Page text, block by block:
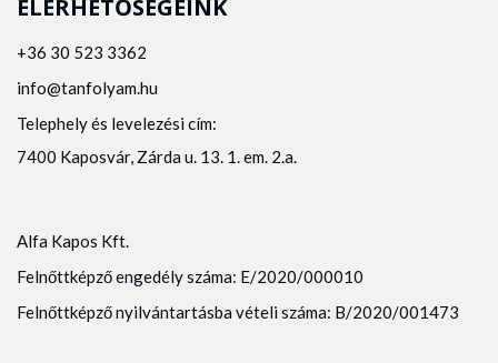
ELÉRHETŐSÉGEINK
+36 30 523 3362
info@tanfolyam.hu
Telephely és levelezési cím:
7400 Kaposvár, Zárda u. 13. 1. em. 2.a.
Alfa Kapos Kft.
Felnőttképző engedély száma: E/2020/000010
Felnőttképző nyilvántartásba vételi száma: B/2020/001473